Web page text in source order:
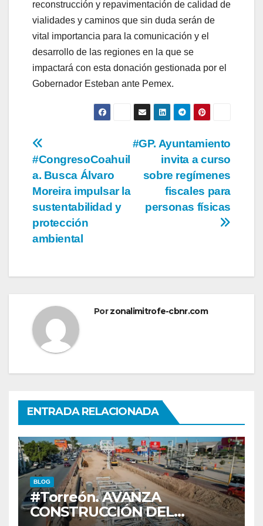
reconstrucción y repavimentación de calidad de
vialidades y caminos que sin duda serán de
vital importancia para la comunicación y el
desarrollo de las regiones en la que se
impactará con esta donación gestionada por el
Gobernador Esteban ante Pemex.
Navegación
de
entradas
#GP. Ayuntamiento
invita a curso
sobre regímenes
fiscales para
personas físicas
#CongresoCoahuil
a. Busca Álvaro
Moreira impulsar la
sustentabilidad y
protección
ambiental
Porzonalimitrofe-cbnr.com
ENTRADA RELACIONADA
BLOG
#Torreón. AVANZA
CONSTRUCCIÓN DEL